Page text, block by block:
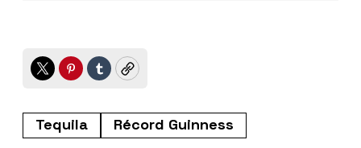
TwitterPinterest
TumblrCopy
Tequila Récord Guinness